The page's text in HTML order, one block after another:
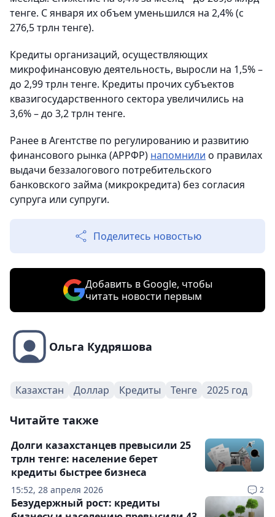
тенге. С января их объем уменьшился на 2,4% (с
276,5 трлн тенге).
Кредиты организаций, осуществляющих
микрофинансовую деятельность, выросли на 1,5% –
до 2,99 трлн тенге. Кредиты прочих субъектов
квазигосударственного сектора увеличились на
3,6% – до 3,2 трлн тенге.
Ранее в Агентстве по регулированию и развитию
финансового рынка (АРРФР) напомнили о правилах
выдачи беззалогового потребительского
банковского займа (микрокредита) без согласия
супруга или супруги.
Поделитесь новостью
Добавить в Google, чтобы
читать новости первым
Ольга Кудряшова
Казахстан Доллар Кредиты Тенге 2025 год
Читайте также
15:52, 28 апреля 2026 2
Долги казахстанцев превысили 25
трлн тенге: население берет
кредиты быстрее бизнеса
Безудержный рост: кредиты